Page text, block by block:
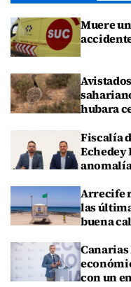
Muere
hubara
Fiscalía
Echedey
Arrecife
las
buena
con un